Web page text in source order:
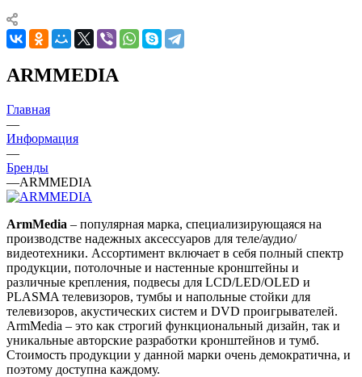
ARMMEDIA
Главная
—
Информация
—
Бренды
—ARMMEDIA
ArmMedia – популярная марка, специализирующаяся на
производстве надежных аксессуаров для теле/аудио/
видеотехники. Ассортимент включает в себя полный спектр
продукции, потолочные и настенные кронштейны и
различные крепления, подвесы для LCD/LED/OLED и
PLASMA телевизоров, тумбы и напольные стойки для
телевизоров, акустических систем и DVD проигрывателей.
ArmMedia – это как строгий функциональный дизайн, так и
уникальные авторские разработки кронштейнов и тумб.
Стоимость продукции у данной марки очень демократична, и
поэтому доступна каждому.